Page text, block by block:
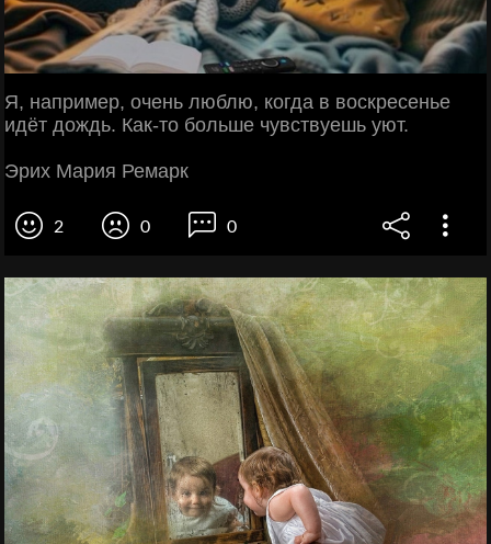
Я, например, очень люблю, когда в воскресенье
идёт дождь. Как-то больше чувствуешь уют.
Эрих Мария Ремарк
2 0 0